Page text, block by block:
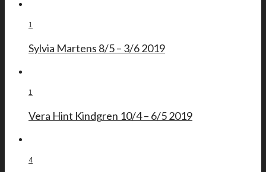
1
Sylvia Martens 8/5 – 3/6 2019
1
Vera Hint Kindgren 10/4 – 6/5 2019
4